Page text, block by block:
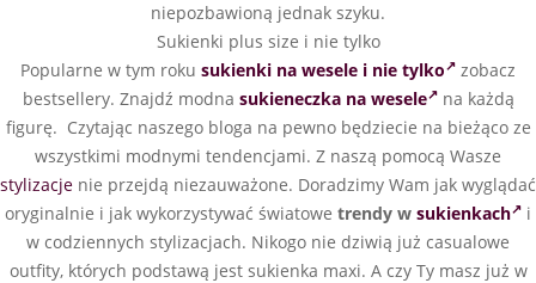
niepozbawioną jednak szyku.
Sukienki plus size i nie tylko
Popularne w tym roku sukienki na wesele i nie tylko
zobacz
bestsellery. Znajdź modna sukieneczka na wesele na każdą
figurę. Czytając naszego bloga na pewno będziecie na bieżąco ze
wszystkimi modnymi tendencjami. Z naszą pomocą Wasze
stylizacje nie przejdą niezauważone. Doradzimy Wam jak wyglądać
oryginalnie i jak wykorzystywać światowe trendy w sukienkach
i
w codziennych stylizacjach. Nikogo nie dziwią już casualowe
outfity, których podstawą jest sukienka maxi. A czy Ty masz już w